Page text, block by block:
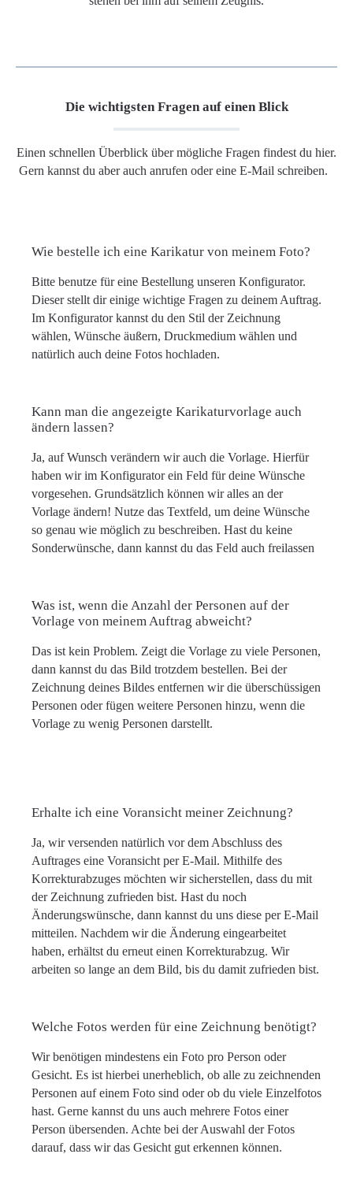
Die wichtigsten Fragen auf einen Blick
Einen schnellen Überblick über mögliche Fragen findest du hier.
Gern kannst du aber auch anrufen oder eine E-Mail schreiben.
Wie bestelle ich eine Karikatur von meinem Foto?
Bitte benutze für eine Bestellung unseren Konfigurator.
Dieser stellt dir einige wichtige Fragen zu deinem Auftrag.
Im Konfigurator kannst du den Stil der Zeichnung
wählen, Wünsche äußern, Druckmedium wählen und
natürlich auch deine Fotos hochladen.
Kann man die angezeigte Karikaturvorlage auch
ändern lassen?
Ja, auf Wunsch verändern wir auch die Vorlage. Hierfür
haben wir im Konfigurator ein Feld für deine Wünsche
vorgesehen. Grundsätzlich können wir alles an der
Vorlage ändern! Nutze das Textfeld, um deine Wünsche
so genau wie möglich zu beschreiben. Hast du keine
Sonderwünsche, dann kannst du das Feld auch freilassen
Was ist, wenn die Anzahl der Personen auf der
Vorlage von meinem Auftrag abweicht?
Das ist kein Problem. Zeigt die Vorlage zu viele Personen,
dann kannst du das Bild trotzdem bestellen. Bei der
Zeichnung deines Bildes entfernen wir die überschüssigen
Personen oder fügen weitere Personen hinzu, wenn die
Vorlage zu wenig Personen darstellt.
Erhalte ich eine Voransicht meiner Zeichnung?
Ja, wir versenden natürlich vor dem Abschluss des
Auftrages eine Voransicht per E-Mail. Mithilfe des
Korrekturabzuges möchten wir sicherstellen, dass du mit
der Zeichnung zufrieden bist. Hast du noch
Änderungswünsche, dann kannst du uns diese per E-Mail
mitteilen. Nachdem wir die Änderung eingearbeitet
haben, erhältst du erneut einen Korrekturabzug. Wir
arbeiten so lange an dem Bild, bis du damit zufrieden bist.
Welche Fotos werden für eine Zeichnung benötigt?
Wir benötigen mindestens ein Foto pro Person oder
Gesicht. Es ist hierbei unerheblich, ob alle zu zeichnenden
Personen auf einem Foto sind oder ob du viele Einzelfotos
hast. Gerne kannst du uns auch mehrere Fotos einer
Person übersenden. Achte bei der Auswahl der Fotos
darauf, dass wir das Gesicht gut erkennen können.